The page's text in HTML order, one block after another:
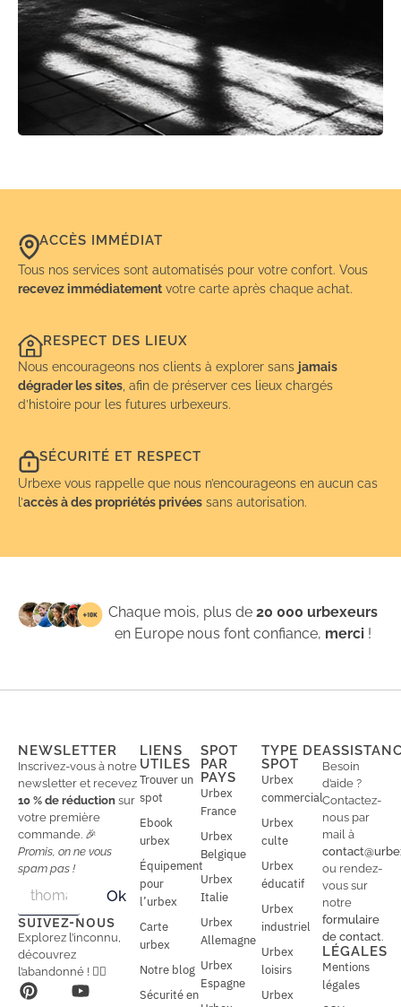
ACCÈS IMMÉDIAT
Tous nos services sont automatisés pour votre confort. Vous
recevez immédiatement votre carte après chaque achat.
RESPECT DES LIEUX
Nous encourageons nos clients à explorer sans jamais
dégrader les sites , afin de préserver ces lieux chargés
d’histoire pour les futures urbexeurs.
SÉCURITÉ ET RESPECT
Urbexe vous rappelle que nous n’encourageons en aucun cas
l’accès à des propriétés privées sans autorisation.
Chaque mois, plus de20 000 urbexeurs
en Europe nous font confiance, merci !
NEWSLETTER
Inscrivez-vous à notre
newsletter et recevez
10 % de réduction sur
votre première
commande. 🎉
Promis, on ne vous
spam pas !
a
i
l
a
i
l
*
Ok
SUIVEZ-NOUS
Explorez l’inconnu,
découvrez
l’abandonné ! 🕵️‍♂️
LIENS
UTILES
Trouver un
spot
Ebook
urbex
Équipement
pour
l’urbex
Carte
urbex
Notre blog
Sécurité en
SPOT
PAR
PAYS
Urbex
France
Urbex
Belgique
Urbex
Italie
Urbex
Allemagne
Urbex
Espagne
TYPE DE
SPOT
Urbex
commercial
Urbex
culte
Urbex
éducatif
Urbex
industriel
Urbex
loisirs
Urbex
Besoin
d’aide ?
Contactez-
nous par
mail à
ou rendez-
vous sur
notre
formulaire
de contact.
LÉGALES
Mentions
légales